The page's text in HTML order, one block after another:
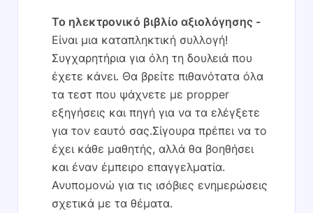
Το ηλεκτρονικό βιβλίο αξιολόγησης
Είναι μια καταπληκτική συλλογή!
Συγχαρητήρια για όλη τη δουλειά που
έχετε κάνει. Θα βρείτε πιθανότατα όλα
τα τεστ που ψάχνετε με propper
εξηγήσεις και πηγή για να τα ελέγξετε
για τον εαυτό σας.Σίγουρα πρέπει να το
έχει κάθε μαθητής, αλλά θα βοηθήσει
και έναν έμπειρο επαγγελματία.
Ανυπομονώ για τις ισόβιες ενημερώσεις
σχετικά με τα θέματα.